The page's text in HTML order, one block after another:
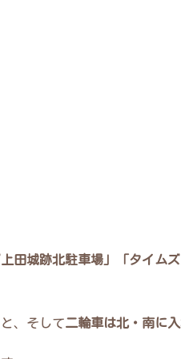
上田城跡北駐車場」「タイム
、そして二輪車は北・南に